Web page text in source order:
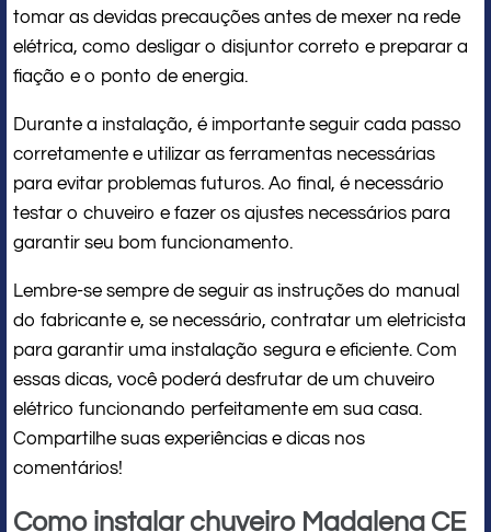
tomar as devidas precauções antes de mexer na rede
elétrica, como desligar o disjuntor correto e preparar a
fiação e o ponto de energia.
Durante a instalação, é importante seguir cada passo
corretamente e utilizar as ferramentas necessárias
para evitar problemas futuros. Ao final, é necessário
testar o chuveiro e fazer os ajustes necessários para
garantir seu bom funcionamento.
Lembre-se sempre de seguir as instruções do manual
do fabricante e, se necessário, contratar um eletricista
para garantir uma instalação segura e eficiente. Com
essas dicas, você poderá desfrutar de um chuveiro
elétrico funcionando perfeitamente em sua casa.
Compartilhe suas experiências e dicas nos
comentários!
Como instalar chuveiro Madalena CE